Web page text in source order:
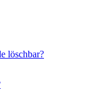
löschbar?